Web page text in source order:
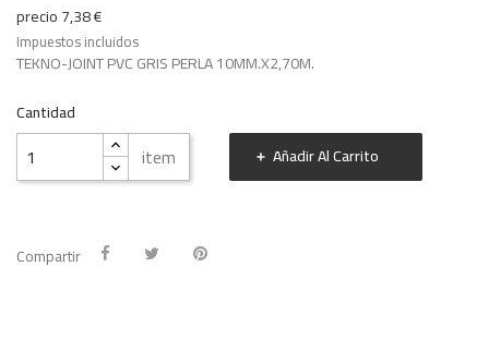
precio 7,38 €
Impuestos incluidos
TEKNO-JOINT PVC GRIS PERLA 10MM.X2,70M.
Cantidad
item Añadir Al Carrito
Compartir